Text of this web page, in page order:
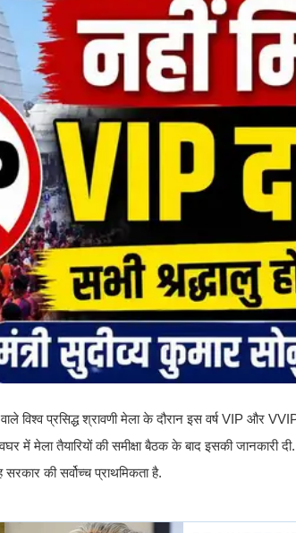
विश्व प्रसिद्ध श्रावणी मेला के दौरान इस वर्ष VIP और
में मेला तैयारियों की समीक्षा बैठक के बाद इसकी जानकारी
की सर्वोच्च प्राथमिकता है.